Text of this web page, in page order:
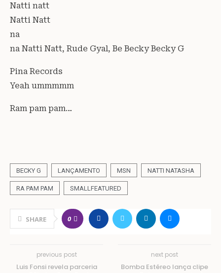
Natti natt
Natti Natt
na
na Natti Natt, Rude Gyal, Be Becky Becky G
Pina Records
Yeah ummmmm
Ram pam pam…
BECKY G LANÇAMENTO MSN NATTI NATASHA
RA PAM PAM SMALLFEATURED
SHARE 0
previous post
Luis Fonsi revela parceria
next post
Bomba Estéreo lança clipe